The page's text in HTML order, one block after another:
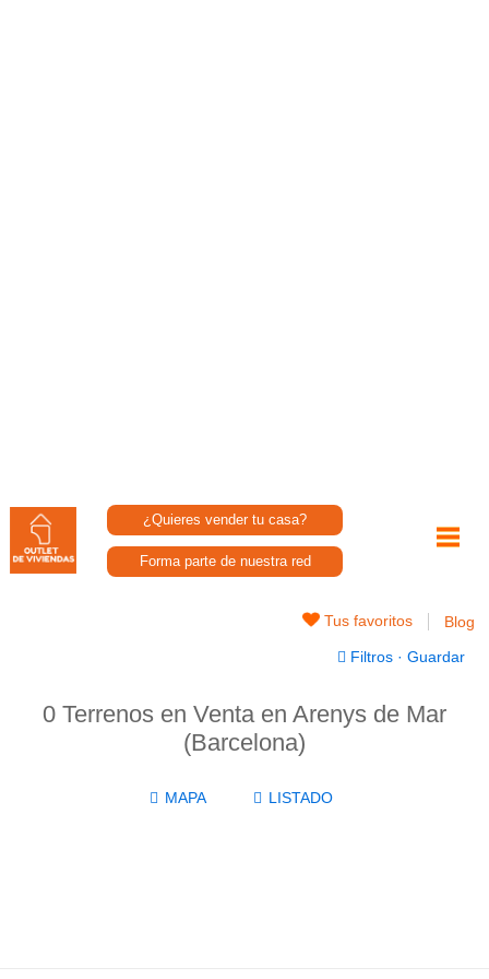
¿Quieres vender tu casa?
Forma parte de nuestra red
Tus favoritos
Blog
· Guardar
Filtros
0 Terrenos en Venta en Arenys de Mar
(Barcelona)